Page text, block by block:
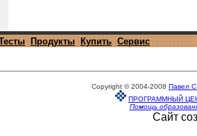
Продукты Купить Сервис
Copyright © 2004-2008 Павел
ПРОГРАММНЫЙ
Помощь
Сайт